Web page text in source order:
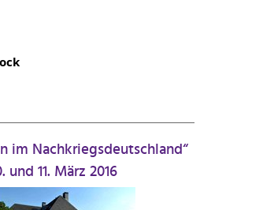
im Nachkriegsdeutschland“
11. März 2016